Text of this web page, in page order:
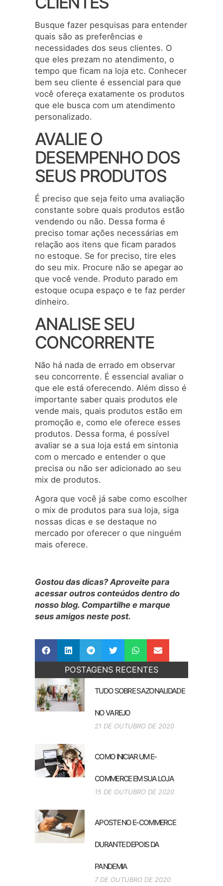
Busque fazer pesquisas para entender
quais são as preferências e
necessidades dos seus clientes. O
que eles prezam no atendimento, o
tempo que ficam na loja etc. Conhecer
bem seu cliente é essencial para que
você ofereça exatamente os produtos
que ele busca com um atendimento
personalizado.
AVALIE O
DESEMPENHO DOS
SEUS PRODUTOS
É preciso que seja feito uma avaliação
constante sobre quais produtos estão
vendendo ou não. Dessa forma é
preciso tomar ações necessárias em
relação aos itens que ficam parados
no estoque. Se for preciso, tire eles
do seu mix. Procure não se apegar ao
que você vende. Produto parado em
estoque ocupa espaço e te faz perder
dinheiro.
ANALISE SEU
CONCORRENTE
Não há nada de errado em observar
seu concorrente. É essencial avaliar o
que ele está oferecendo. Além disso é
importante saber quais produtos ele
vende mais, quais produtos estão em
promoção e, como ele oferece esses
produtos. Dessa forma, é possível
avaliar se a sua loja está em sintonia
com o mercado e entender o que
precisa ou não ser adicionado ao seu
mix de produtos.
Agora que você já sabe como escolher
o mix de produtos para sua loja, siga
nossas dicas e se destaque no
mercado por oferecer o que ninguém
mais oferece.
Gostou das dicas? Aproveite para
acessar outros conteúdos dentro do
nosso blog. Compartilhe e marque
seus amigos neste post.
POSTAGENS RECENTES
TUDO SOBRE SAZONALIDADE
NO VAREJO
21 DE OUTUBRO DE 2020
COMO INICIAR UM E-
COMMERCE EM SUA LOJA
15 DE OUTUBRO DE 2020
APOSTE NO E-COMMERCE
DURANTE DEPOIS DA
PANDEMIA
7 DE OUTUBRO DE 2020